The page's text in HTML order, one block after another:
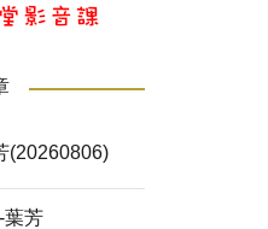
(20260806)
葉芳